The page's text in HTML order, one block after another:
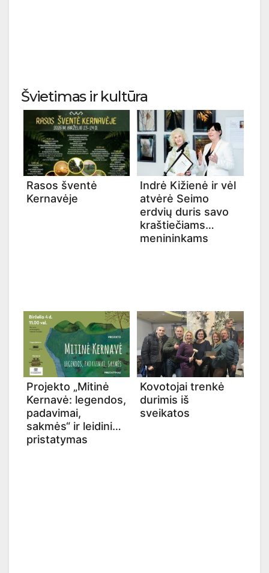
Švietimas ir kultūra
Rasos šventė
Kernavėje
Indrė Kižienė ir vėl
atvėrė Seimo
erdvių duris savo
kraštiečiams
menininkams
Projekto „Mitinė
Kernavė: legendos,
padavimai,
sakmės“ ir leidinio
pristatymas
Kovotojai trenkė
durimis iš
sveikatos